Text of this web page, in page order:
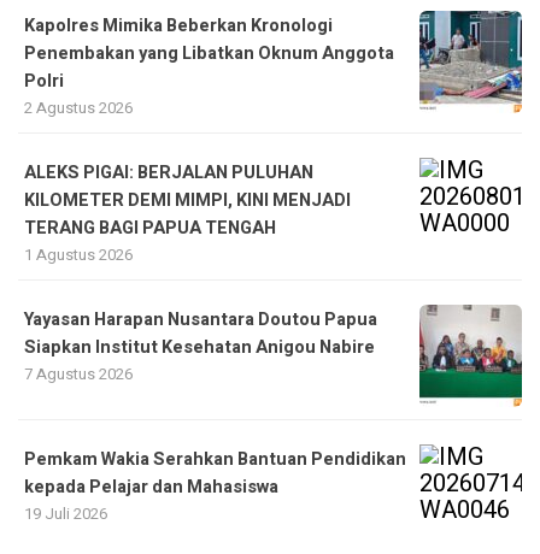
Kapolres Mimika Beberkan Kronologi
Penembakan yang Libatkan Oknum Anggota
Polri
2 Agustus 2026
ALEKS PIGAI: BERJALAN PULUHAN
KILOMETER DEMI MIMPI, KINI MENJADI
TERANG BAGI PAPUA TENGAH
1 Agustus 2026
Yayasan Harapan Nusantara Doutou Papua
Siapkan Institut Kesehatan Anigou Nabire
7 Agustus 2026
Pemkam Wakia Serahkan Bantuan Pendidikan
kepada Pelajar dan Mahasiswa
19 Juli 2026